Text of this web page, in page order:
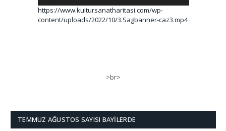
https://www.kultursanatharitasi.com/wp-
content/uploads/2022/10/3.Sagbanner-caz3.mp4
>br>
TEMMUZ AĞUSTOS SAYISI BAYILERDE